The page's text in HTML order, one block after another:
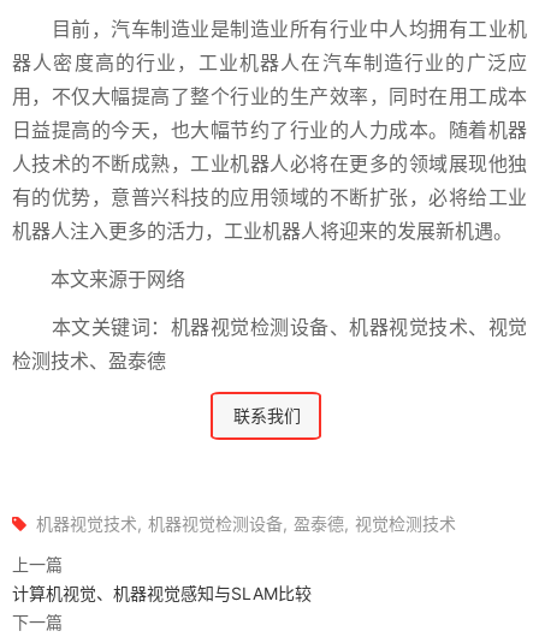
目前，汽车制造业是制造业所有行业中人均拥有工业机
器人密度高的行业，工业机器人在汽车制造行业的广泛应
用，不仅大幅提高了整个行业的生产效率，同时在用工成本
日益提高的今天，也大幅节约了行业的人力成本。随着机器
人技术的不断成熟，工业机器人必将在更多的领域展现他独
有的优势，意普兴科技的应用领域的不断扩张，必将给工业
机器人注入更多的活力，工业机器人将迎来的发展新机遇。
本文来源于网络
本文关键词：机器视觉检测设备、机器视觉技术、视觉
检测技术、盈泰德
联系我们
机器视觉技术 机器视觉检测设备 盈泰德 视觉检测技术
上一篇
计算机视觉、机器视觉感知与SLAM比较
下一篇